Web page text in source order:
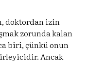
doktordan izin
zorunda kalan
biri, çünkü onun
Ancak